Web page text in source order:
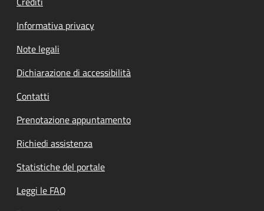
Informativa privacy
Note legali
Dichiarazione di accessibilità
Contatti
Prenotazione appuntamento
Richiedi assistenza
Statistiche del portale
Leggi le FAQ